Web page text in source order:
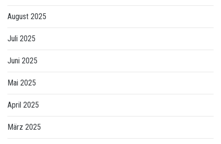
August 2025
Juli 2025
Juni 2025
Mai 2025
April 2025
März 2025